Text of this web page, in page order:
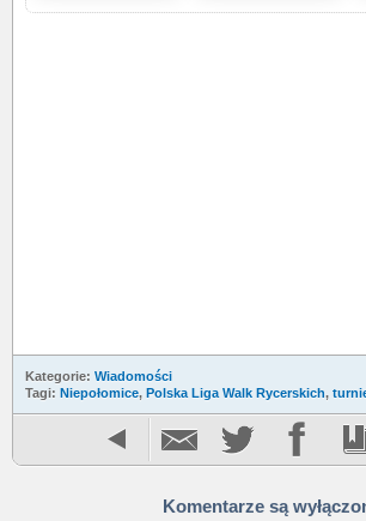
Kategorie: Wiadomości
Tagi: Niepołomice, Polska Liga Walk Rycerskich,
Komentarze są